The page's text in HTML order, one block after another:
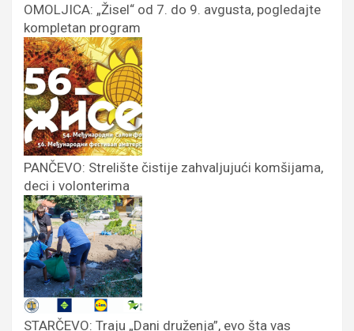
OMOLJICA: „Žisel“ od 7. do 9. avgusta, pogledajte
kompletan program
PANČEVO: Strelište čistije zahvaljujući komšijama,
deci i volonterima
STARČEVO: Traju „Dani druženja”, evo šta vas